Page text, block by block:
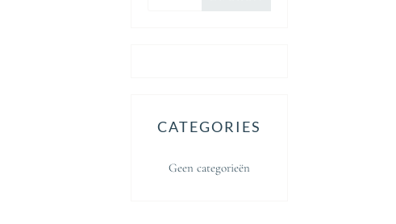
CATEGORIES
Geen categorieën